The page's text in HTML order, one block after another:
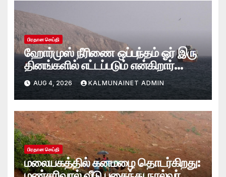
பிரதான செய்தி
ஹோர்முஸ் நீரிணை ஒப்பந்தம் ஓர் இரு
தினங்களில் எட்டப்படும் என்கிறார்
அமெரிக்க கருவூலச் செயலாளர்
ஸ்காட் பெசென்ட்!
AUG 4, 2026 KALMUNAINET ADMIN
பிரதான செய்தி
மலையகத்தில் கனமழை தொடர்கிறது: